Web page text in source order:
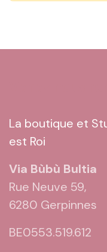
La boutique et
est Roi
Via Bùbù Bultia
Rue Neuve 59,
6280 Gerpinnes
BE0553.519.612